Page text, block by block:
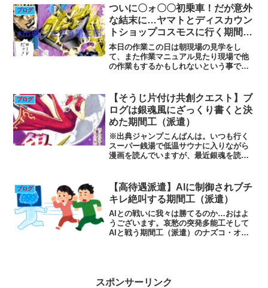
スです！年収モデルもなんと660万円以
上！！！この記事ではそ...
ブログ
ついに〇ォ〇〇初乗車！だが意外
な結末に…ヤマトとディスカウン
トショップコスモスに行く期間工
425
本日の作業この日は朝現場の見学をし
て、また作業マニュアル見たり現場で他
の作業もするかもしれないという事で教
ですが🤣予定が組まれている講習に関し
ては時間どおりですが、それ...
ブログ
【そうじ片付け共創クエスト】ブ
ログは銀魂風にざっくり書くと決
めた期間工（派遣）
※出典ジャンプこんばんは。いつも行く
スーパー銭湯で低温サウナに入りながら
漫画を読んでいますが、最近銀魂を読み
くなってきたのでまた読み始めました。
時間がないので結論から言...
ブログ
【高待遇派遣】Alに制御されブチ
キレ絶叫する期間工（派遣）
AIとの戦いに我々は勝てるのか…おはよ
うございます。哀愁の突発多能工そして
AIと戦う期間工（派遣）のナズコ・オー
スポンサーリンク